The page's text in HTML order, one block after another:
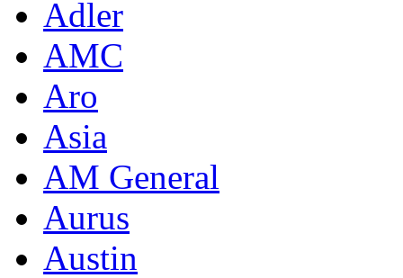
Adler
AMC
Aro
Asia
AM General
Aurus
Austin